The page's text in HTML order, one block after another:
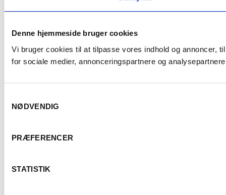
Denne hjemmeside bruger cookies
Vi bruger cookies til at tilpasse vores indhold og annoncer,
for sociale medier, annonceringspartnere og
NØDVENDIG
PRÆFERENCER
STATISTIK